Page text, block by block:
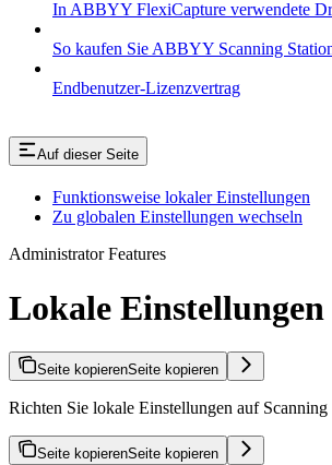
In ABBYY FlexiCapture verwendete
So kaufen Sie ABBYY Scanning
Endbenutzer-Lizenzvertrag
Auf dieser Seite
Funktionsweise lokaler Einstellungen
Zu globalen Einstellungen wechseln
Administrator Features
Lokale
Seite kopierenSeite kopieren
Richten Sie lokale Einstellungen auf
Seite kopierenSeite kopieren